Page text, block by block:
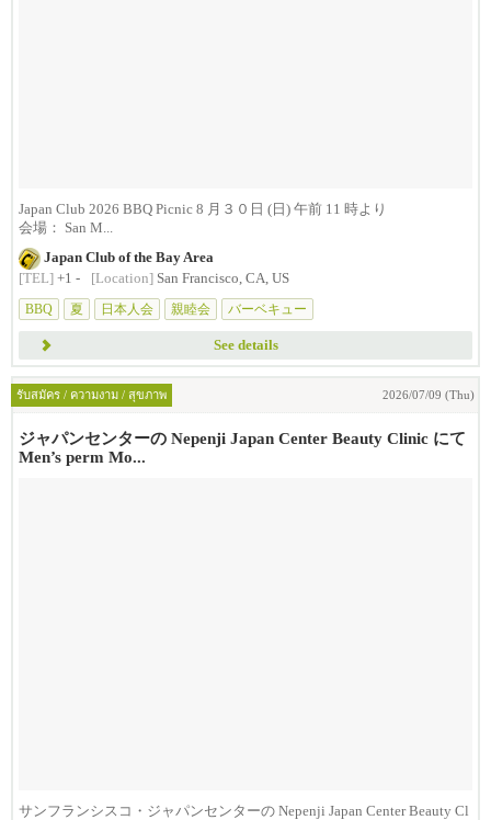
Japan Club 2026 BBQ Picnic 8 月３０日 (日) 午前 11 時より
会場： San M...
Japan Club of the Bay Area
[TEL] +1 - [Location] San Francisco, CA, US
BBQ
夏 日本人会 親睦会 バーベキュー
See details
รับสมัคร / ความงาม / สุขภาพ 2026/07/09 (Thu)
ジャパンセンターの Nepenji Japan Center Beauty Clinic にて
Men’s perm Mo...
サンフランシスコ・ジャパンセンターの Nepenji Japan Center Beauty Cl